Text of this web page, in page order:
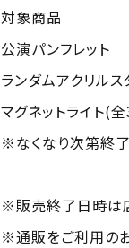
対象商品
公演パン
ランダムアクリ
マグネットラ
※なくなり次第終了
※販売終了日時は
※通販をご利用の